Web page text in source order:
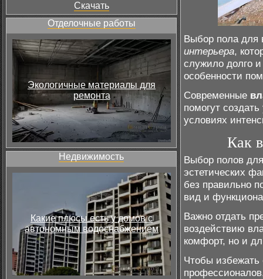
Скачать
Отделочные работы
Экологичные материалы для
ремонта
Недвижимость
Какие плюсы есть у домов с
автономным водоснабжением
Выбор пола для
интерьера,
служило долго
особенности
Современные
помогут
условиях
Как
Выбор полов
эстетических
без правильно
вид и
Важно отдать
воздействию
комфорт, но и
Чтобы